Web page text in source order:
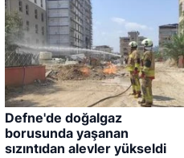
Defne'de doğalgaz
borusunda yaşanan
sızıntıdan alevler yükseldi